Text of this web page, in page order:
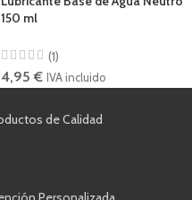
150 ml
(1)
4,95€ IVA incluido